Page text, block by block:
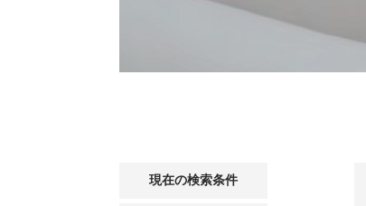
現在の検索条件